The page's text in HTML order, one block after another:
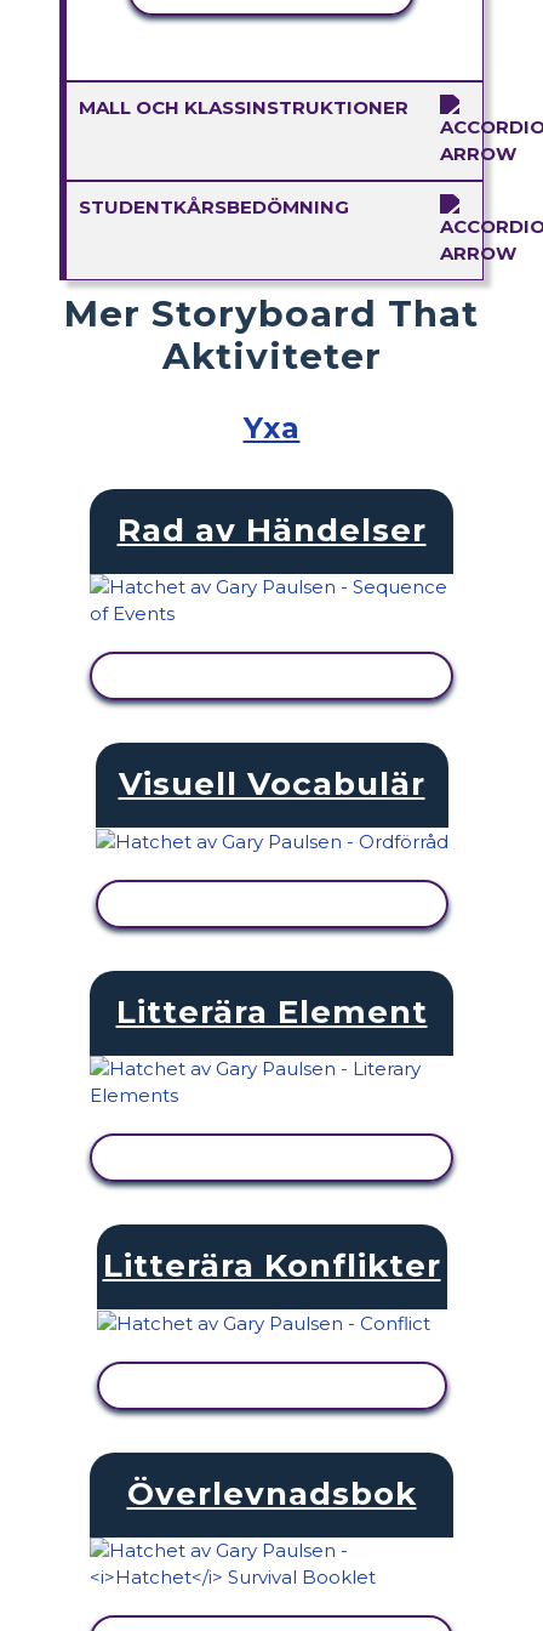
MALL OCH KLASSINSTRUKTIONER
STUDENTKÅRSBEDÖMNING
Mer Storyboard That
Aktiviteter
Yxa
Rad av Händelser
Visuell Vocabulär
Litterära Element
Litterära Konflikter
Överlevnadsbok